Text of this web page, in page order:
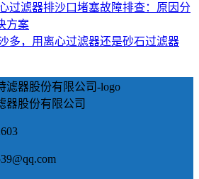
过滤器排沙口堵塞故障排查：原因分
方案
多，用离心过滤器还是砂石过滤器
器股份有限公司